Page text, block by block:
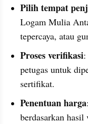
Pilih tempat
Logam Mulia
tepercaya, atau
Proses verifikasi:
petugas untuk
sertifikat.
Penentuan harga
berdasarkan hasil